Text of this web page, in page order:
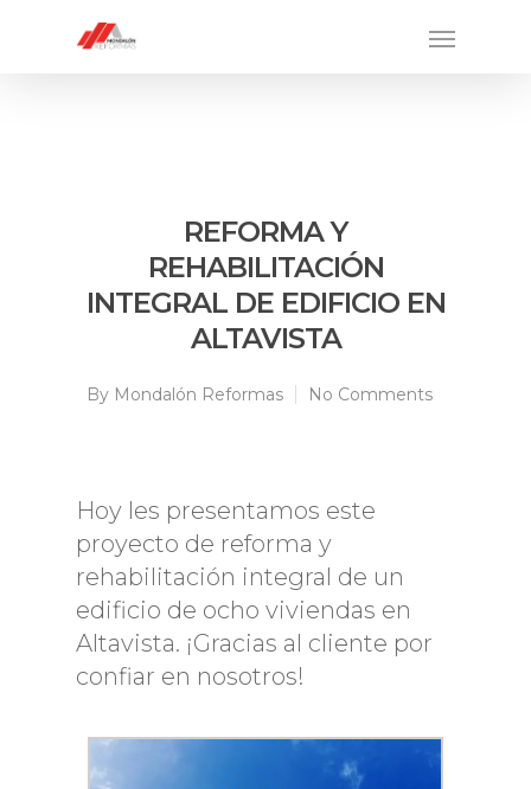
REFORMA Y
REHABILITACIÓN
INTEGRAL DE EDIFICIO EN
ALTAVISTA
By Mondalón Reformas No Comments
Hoy les presentamos este
proyecto de reforma y
rehabilitación integral de un
edificio de ocho viviendas en
Altavista. ¡Gracias al cliente por
confiar en nosotros!